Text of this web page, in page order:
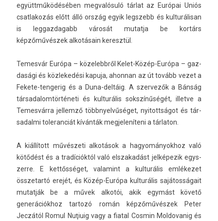
együttműködésében meg­valósuló tárlat az Európai Uniós
csat­lakozás előtt álló ország egyik legszebb és kul­turálisan
is leg­gazdagabb városát mutat­ja be kortárs
képzőművészek alkotásain keresztül.
Temes­vár Európa – közelebbről Kelet-Közép-Európa – gaz­
dasági és köz­lekedési kapuja, ahon­nan az út tovább vezet a
Fekete-tengerig és a Duna-deltáig. A szer­vezők a Bánság
tár­sadalom­történeti és kul­turális sokszínűségét, il­let­ve a
Temes­várra jel­lemző többnyel­vűséget, nyitottságot és tár­
sadal­mi toleran­ciát kívánták meg­jeleníteni a tár­laton.
A kiállított művészeti alkotások a hagyományok­hoz való
kötődést és a tradícióktól való elszakadást jelképezik egys­
zerre. E kettősséget, valamint a kul­turális emlékezet
összetartó erejét, és Közép-Európa kul­turális sajátosságait
mutat­ják be a művek alkotói, akik egymást követő
generációkhoz tar­tozó román képzőművészek Peter
Jeczától Romul Nuţiuig vagy a fiat­al Co­smin Mol­dovanig és